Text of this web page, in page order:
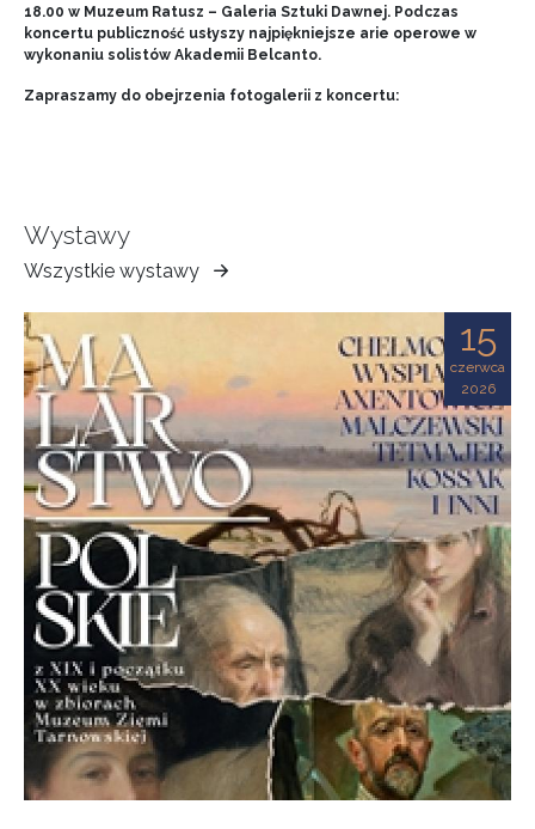
18.00 w Muzeum Ratusz – Galeria Sztuki Dawnej. Podczas
koncertu publiczność usłyszy najpiękniejsze arie operowe w
wykonaniu solistów Akademii Belcanto.
Zapraszamy do obejrzenia fotogalerii z koncertu:
Wystawy
Wszystkie wystawy
Muzeum
Ziemi
Tarnowskiej
15
czerwca
2026